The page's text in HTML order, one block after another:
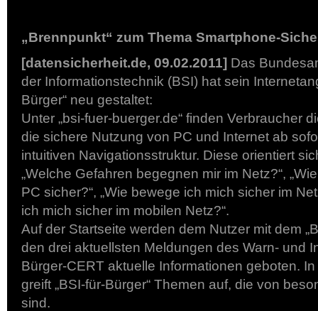
„Brennpunkt“ zum Thema Smartphone-
[datensicherheit.de, 09.02.2011] Das
der Informationstechnik (BSI) hat sein
Bürger“ neu gestaltet:
Unter „bsi-fuer-buerger.de“ finden Verbraucher
die sichere Nutzung von PC und Internet ab
intuitiven Navigationsstruktur. Diese orientiert
„Welche Gefahren begegnen mir im Netz?“,
PC sicher?“, „Wie bewege ich mich sicher im
ich mich sicher im mobilen Netz?“.
Auf der Startseite werden dem Nutzer mit dem
den drei aktuellsten Meldungen des Warn- und
Bürger-CERT aktuelle Informationen geboten. In
greift „BSI-für-Bürger“ Themen auf, die von
sind.